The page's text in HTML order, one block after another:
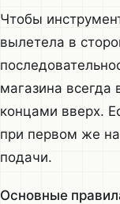
Чтобы
вылетела в
магазина всегда
концами вверх.
при первом же
подачи.
Основные